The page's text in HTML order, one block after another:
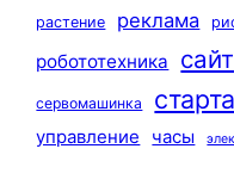
растение реклама
робототехника сайт
сервомашинка
управление часы